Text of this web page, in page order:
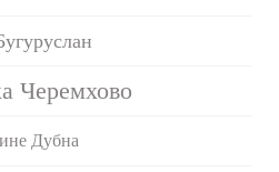
Черемхово
Дубна